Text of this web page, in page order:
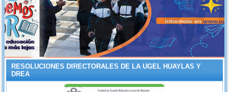
RESOLUCIONES DIRECTORALES DE LA UGEL HUAYLAS Y
DREA